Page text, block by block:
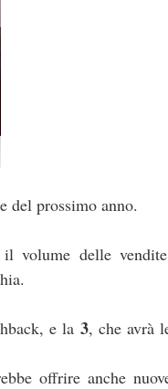
del prossimo anno.
volume delle
e la 3, che avrà
offrire anche